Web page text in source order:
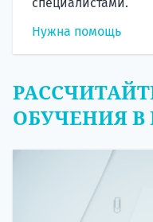
Нужна помощь
ОБУЧЕНИЯ